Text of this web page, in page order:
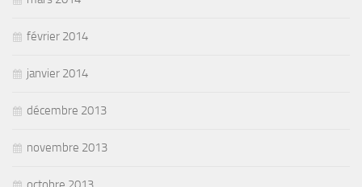
février 2014
janvier 2014
décembre 2013
novembre 2013